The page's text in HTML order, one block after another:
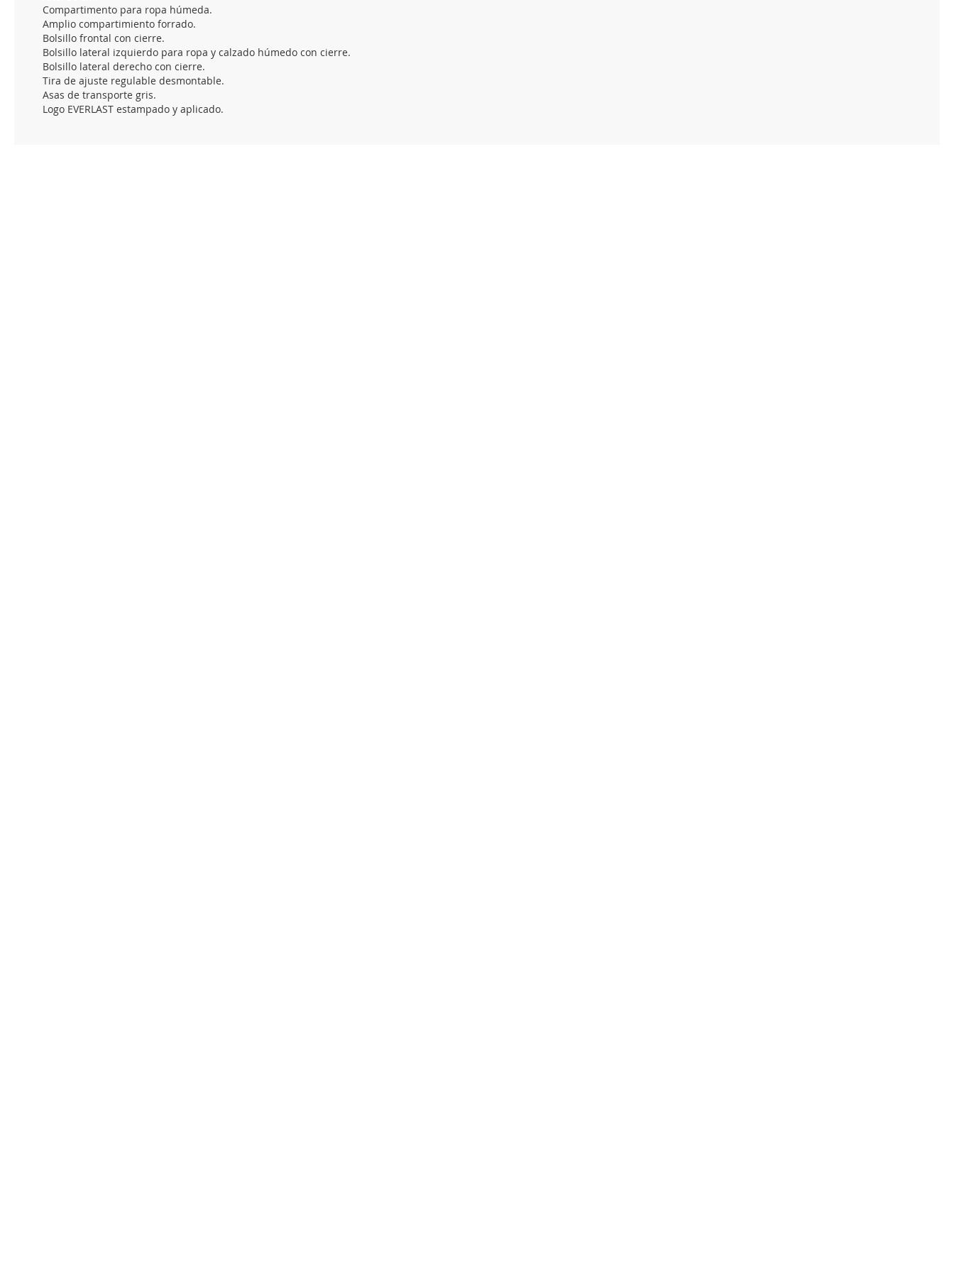
Compartimento para ropa húmeda.
Amplio compartimiento forrado.
Bolsillo frontal con cierre.
Bolsillo lateral izquierdo para ropa y calzado húmedo con cierre.
Bolsillo lateral derecho con cierre.
Tira de ajuste regulable desmontable.
Asas de transporte gris.
Logo EVERLAST estampado y aplicado.